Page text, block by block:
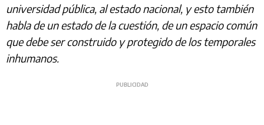
universidad pública, al estado nacional, y esto también
habla de un estado de la cuestión, de un espacio común
que debe ser construido y protegido de los temporales
inhumanos.